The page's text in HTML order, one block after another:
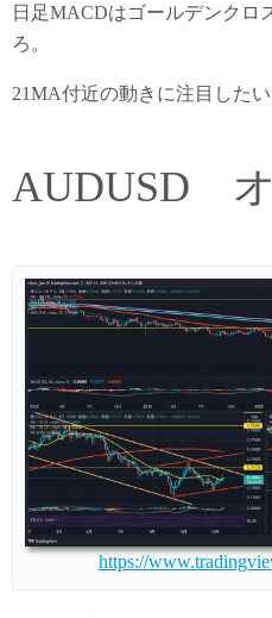
日足MACDはゴールデンクロ
ろ。
21MA付近の動きに注目したい
AUDUSD
https://